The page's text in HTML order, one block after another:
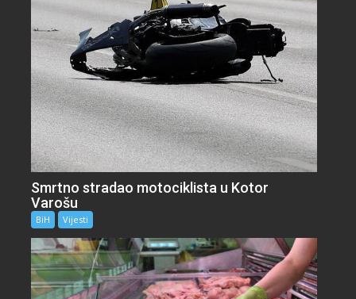
Smrtno stradao motociklista u Kotor
Varošu
BiH Vijesti